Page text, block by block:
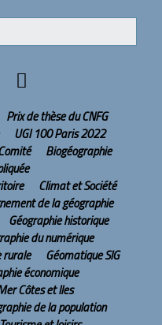
Prix de thèse du CNFG
UGI 100 Paris 2022
Biogéographie
Climat et Société
de la géographie
Géographie historique
du numérique
rurale
Géomatique SIG
économique
Côtes et Iles
de la population